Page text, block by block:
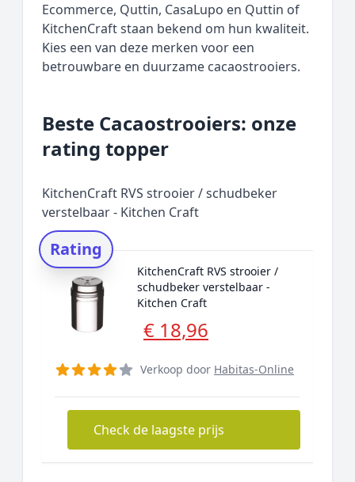
Ecommerce, Quttin, CasaLupo en Quttin of
KitchenCraft staan bekend om hun kwaliteit.
Kies een van deze merken voor een
betrouwbare en duurzame cacaostrooiers.
Beste Cacaostrooiers: onze
rating topper
KitchenCraft RVS strooier / schudbeker
verstelbaar - Kitchen Craft
Rating
KitchenCraft RVS strooier /
schudbeker verstelbaar -
Kitchen Craft
€ 18,96
Verkoop door Habitas-Online
Check de laagste prijs